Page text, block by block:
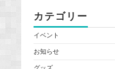
カテゴリー
イベント
お知らせ